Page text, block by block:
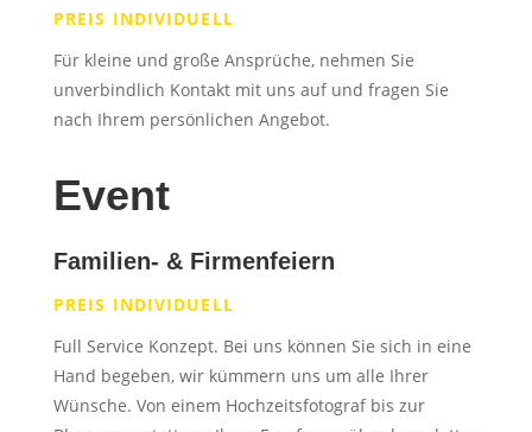
PREIS INDIVIDUELL
Für kleine und große Ansprüche, nehmen Sie
unverbindlich Kontakt mit uns auf und fragen Sie
nach Ihrem persönlichen Angebot.
Event
Familien- & Firmenfeiern
PREIS INDIVIDUELL
Full Service Konzept. Bei uns können Sie sich in eine
Hand begeben, wir kümmern uns um alle Ihrer
Wünsche. Von einem Hochzeitsfotograf bis zur